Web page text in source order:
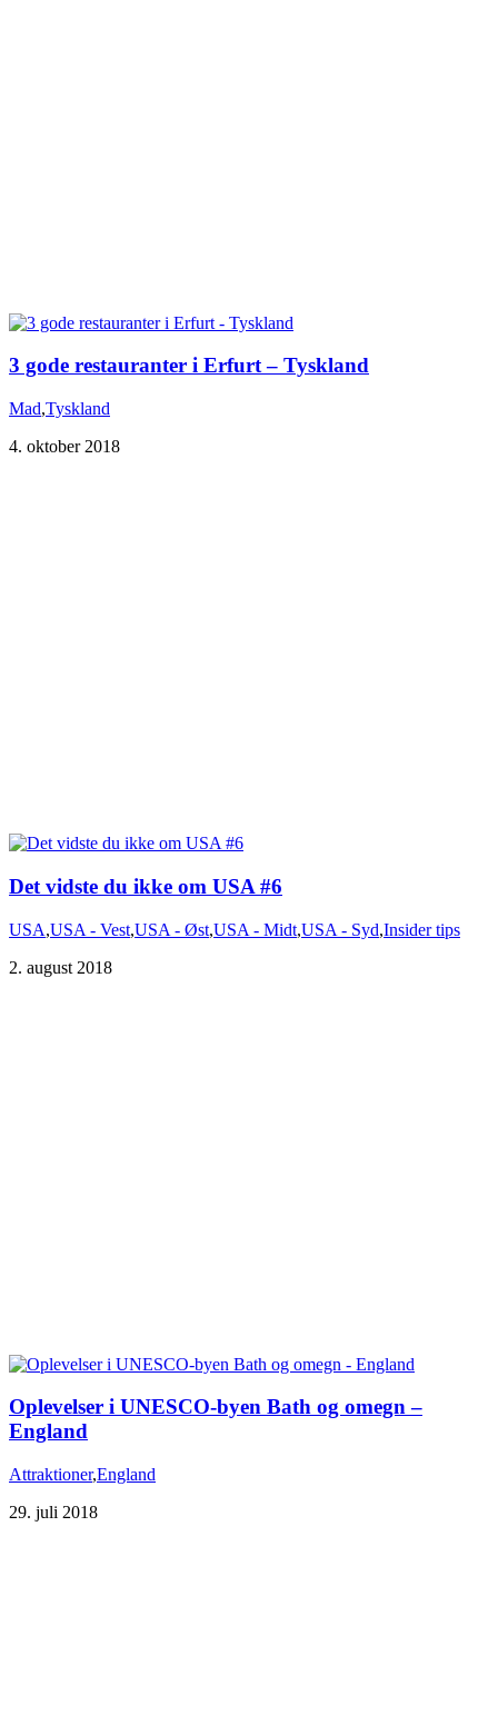
3 gode restauranter i Erfurt – Tyskland
Mad,Tyskland
4. oktober 2018
Det vidste du ikke om USA #6
USA,USA - Vest,USA - Øst,USA - Midt,USA - Syd,Insider tips
2. august 2018
Oplevelser i UNESCO-byen Bath og omegn –
England
Attraktioner,England
29. juli 2018